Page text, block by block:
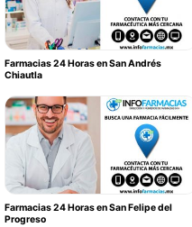
Farmacias 24 Horas en San Andrés
Chiautla
Farmacias 24 Horas en San Felipe del
Progreso